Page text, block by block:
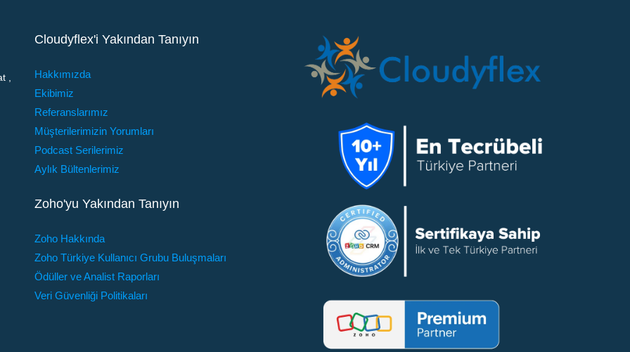
,
Cloudyflex'i Yakından Tanıyın
Hakkımızda
Ekibimiz
Referanslarımız
Müşterilerimizin Yorumları
Podcast Serilerimiz
Aylık Bültenlerimiz
Zoho'yu Yakından Tanıyın
Zoho Hakkında
Zoho Türkiye Kullanıcı Grubu Buluşmaları
Ödüller ve Analist Raporları
Veri Güvenliği Politikaları